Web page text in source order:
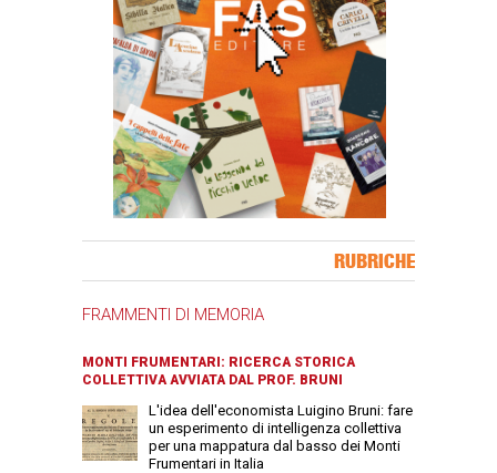
RUBRICHE
FRAMMENTI DI MEMORIA
MONTI FRUMENTARI: RICERCA STORICA
COLLETTIVA AVVIATA DAL PROF. BRUNI
L'idea dell'economista Luigino Bruni: fare
un esperimento di intelligenza collettiva
per una mappatura dal basso dei Monti
Frumentari in Italia